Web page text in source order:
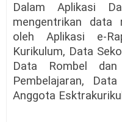
Dalam Aplikasi
mengentrikan data
oleh Aplikasi e-
Kurikulum, Data
Data Rombel
Pembelajaran,
Anggota